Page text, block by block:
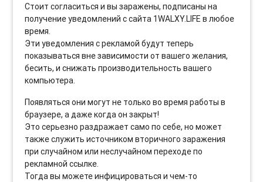
Стоит согласиться и вы заражены, подписаны на
получение уведомлений с сайта 1WALXY.LIFE в любое
время.
Эти уведомления с рекламой будут теперь
показываться вне зависимости от вашего желания,
бесить, и снижать производительность вашего
компьютера.
Появляться они могут не только во время работы в
браузере, а даже когда он закрыт!
Это серьезно раздражает само по себе, но может
также служить источником вторичного заражения
при случайном или неслучайном переходе по
рекламной ссылке.
Тогда вы можете инфицироваться и чем-то